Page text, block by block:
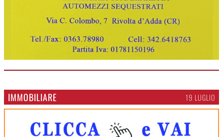
IMMOBILIARE 19 LUGLIO